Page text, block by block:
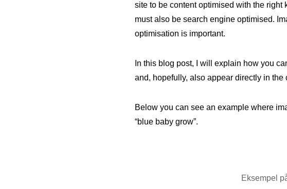
site to be content optimised with the
must also be search engine optimised.
optimisation is important.
In this blog post, I will explain how you
and, hopefully, also appear directly in the
Below you can see an example where
“blue baby grow”.
Eksempel